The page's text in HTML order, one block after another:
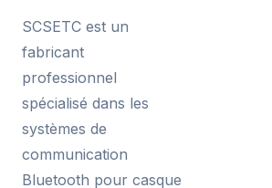
SCSETC est un
fabricant
professionnel
spécialisé dans les
systèmes de
communication
Bluetooth pour casque